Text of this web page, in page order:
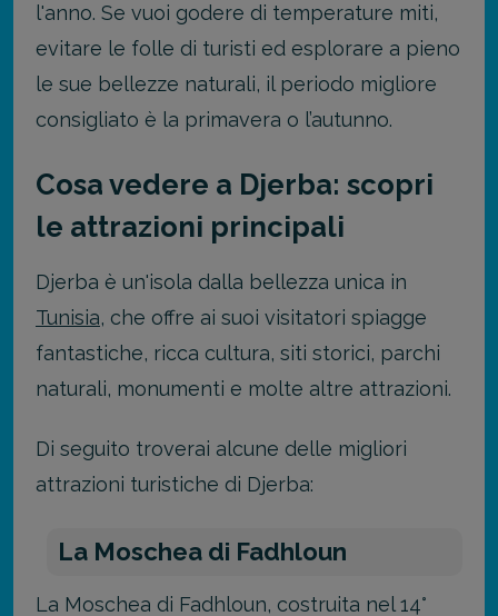
l'anno. Se vuoi godere di temperature miti,
evitare le folle di turisti ed esplorare a pieno
le sue bellezze naturali, il periodo migliore
consigliato è la primavera o l’autunno.
Cosa vedere a Djerba: scopri
le attrazioni principali
Djerba è un'isola dalla bellezza unica in
Tunisia, che offre ai suoi visitatori spiagge
fantastiche, ricca cultura, siti storici, parchi
naturali, monumenti e molte altre attrazioni.
Di seguito troverai alcune delle migliori
attrazioni turistiche di Djerba:
La Moschea di Fadhloun
La Moschea di Fadhloun, costruita nel 14°